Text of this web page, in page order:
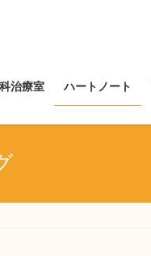
治療室 ハートノート